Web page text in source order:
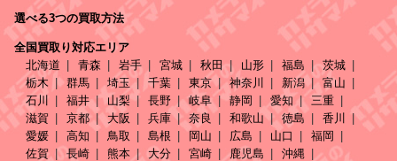
選べる3つの買取方法
全国買取り対応エリア
北海道
青森 岩手 宮城 秋田 山形 福島
茨城
栃木
群馬 埼玉 千葉 東京 神奈川 新潟
富山
石川
福井 山梨 長野 岐阜 静岡 愛知
三重
滋賀
京都 大阪 兵庫 奈良 和歌山 徳島
香川
愛媛
高知 鳥取 島根 岡山 広島 山口
福岡
佐賀
長崎 熊本 大分 宮崎 鹿児島 沖縄